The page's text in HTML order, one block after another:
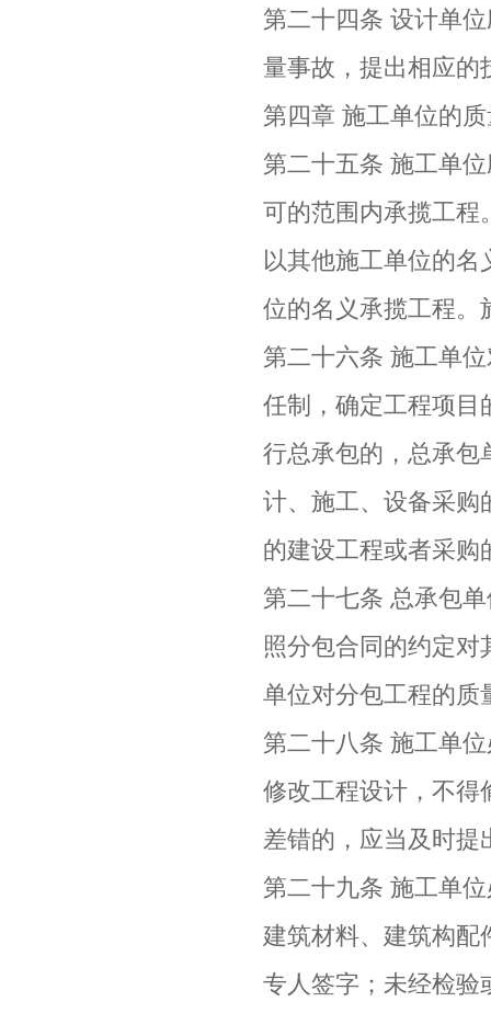
第二十四条 设计单
量事故，提出相应的
第四章 施工单位的
第二十五条 施工单
可的范围内承揽工程
以其他施工单位的
位的名义承揽工程。
第二十六条 施工单
任制，确定工程项目
行总承包的，总承包
计、施工、设备采购
的建设工程或者采购
第二十七条 总承包
照分包合同的约定
单位对分包工程的质
第二十八条 施工单
修改工程设计，不得
差错的，应当及时提
第二十九条 施工单
建筑材料、建筑构配
专人签字；未经检验